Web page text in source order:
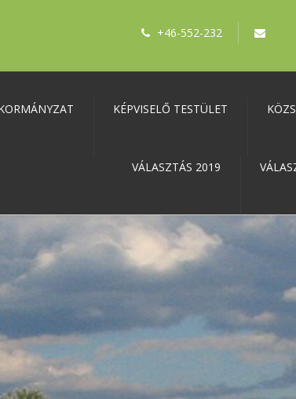
+46-552-232
KÉPVISELŐ TESTÜLET
VÁLASZTÁS 2019